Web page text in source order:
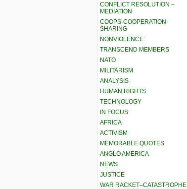
CONFLICT RESOLUTION –
MEDIATION
COOPS-COOPERATION-
SHARING
NONVIOLENCE
TRANSCEND MEMBERS
NATO
MILITARISM
ANALYSIS
HUMAN RIGHTS
TECHNOLOGY
IN FOCUS
AFRICA
ACTIVISM
MEMORABLE QUOTES
ANGLO AMERICA
NEWS
JUSTICE
WAR RACKET–CATASTROPHE